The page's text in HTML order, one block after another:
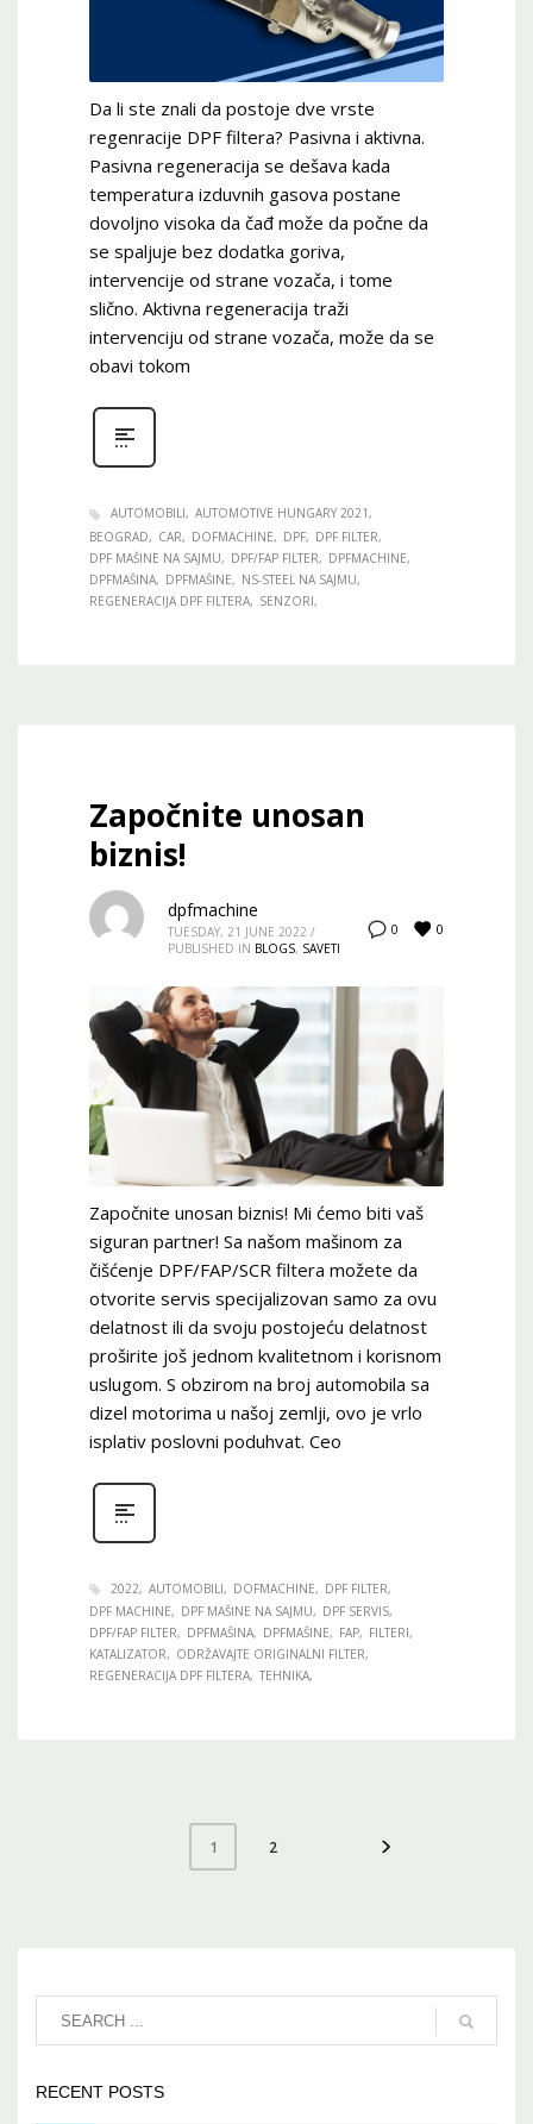
Da li ste znali da postoje dve vrste
regenracije DPF filtera? Pasivna i aktivna.
Pasivna regeneracija se dešava kada
temperatura izduvnih gasova postane
dovoljno visoka da čađ može da počne da
se spaljuje bez dodatka goriva,
intervencije od strane vozača, i tome
slično. Aktivna regeneracija traži
intervenciju od strane vozača, može da se
obavi tokom
AUTOMOBILI
AUTOMOTIVE HUNGARY 2021
BEOGRAD
CAR DOFMACHINE DPF
DPF FILTER
DPF MAŠINE NA SAJMU
DPF/FAP FILTER
DPFMACHINE
DPFMAŠINA
DPFMAŠINE
NS-STEEL NA SAJMU
REGENERACIJA DPF FILTERA
SENZORI
Započnite unosan
biznis!
0 0
dpfmachine
TUESDAY, 21 JUNE 2022 /
PUBLISHED IN BLOGS, SAVETI
Započnite unosan biznis! Mi ćemo biti vaš
siguran partner! Sa našom mašinom za
čišćenje DPF/FAP/SCR filtera možete da
otvorite servis specijalizovan samo za ovu
delatnost ili da svoju postojeću delatnost
proširite još jednom kvalitetnom i korisnom
uslugom. S obzirom na broj automobila sa
dizel motorima u našoj zemlji, ovo je vrlo
isplativ poslovni poduhvat. Ceo
2022 AUTOMOBILI DOFMACHINE
DPF FILTER
DPF MACHINE
DPF MAŠINE NA SAJMU
DPF SERVIS
DPF/FAP FILTER
DPFMAŠINA DPFMAŠINE FAP
FILTERI
KATALIZATOR
ODRŽAVAJTE ORIGINALNI FILTER
REGENERACIJA DPF FILTERA TEHNIKA
1 2
RECENT POSTS